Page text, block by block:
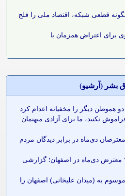
چگونه قطعی شبکه، اقتصاد ملی را فلج
برای اعتراض همزمان با
بشر (آرشيو)
دو هموطن دیگر را مخفیانه اعدام کرد
نکنید، ما برای آزادی میهنمان
معترضان دی‌ماه در برابر دیدگان مردم
حکم اعدام برای بیش‌از ۷۰ معترض دی‌ماه در اصفهان؛ گزارشی
به (میدان علیخانی) اصفهان را